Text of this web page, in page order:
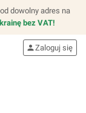
dowolny adres na
bez VAT!
personZaloguj się